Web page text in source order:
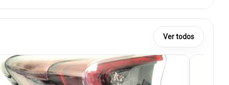
Ver todos